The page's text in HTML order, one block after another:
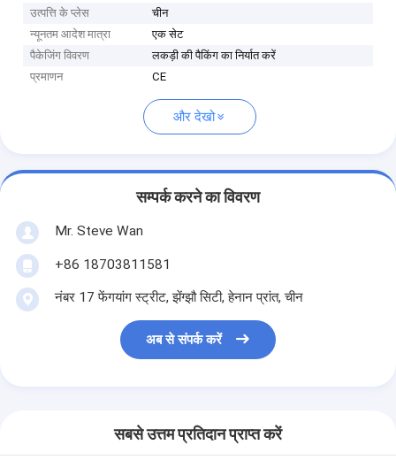
उत्पत्ति के प्लेस
चीन
न्यूनतम आदेश मात्रा
एक सेट
पैकेजिंग विवरण
लकड़ी की पैकिंग का निर्यात करें
प्रमाणन
CE
और देखो
सम्पर्क करने का विवरण
Mr. Steve Wan
+86 18703811581
नंबर 17 फेंगयांग स्ट्रीट, झेंग्झौ सिटी, हेनान प्रांत, चीन
अब से संपर्क करें
सबसे उत्तम प्रतिदान प्राप्त करें